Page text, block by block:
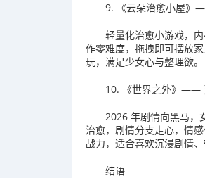
9. 《云朵治愈小屋》
轻量化治愈小游戏，
作零难度，拖拽即可摆放
玩，满足少女心与整理欲。
10. 《世界之外》——
2026 年剧情向黑马，
治愈，剧情分支走心，情
战力，适合喜欢沉浸剧情、
结语